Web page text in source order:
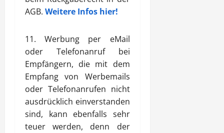
AGB. Weitere Infos hier!
11. Werbung per eMail
oder Telefonanruf bei
Empfängern, die mit dem
Empfang von Werbemails
oder Telefonanrufen nicht
ausdrücklich einverstanden
sind, kann ebenfalls sehr
teuer werden, denn der